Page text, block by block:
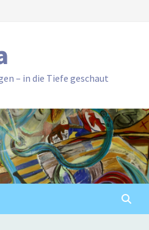
– in die Tiefe geschaut